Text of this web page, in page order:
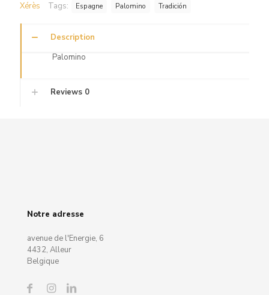
Xérès
Tags: Espagne Palomino Tradición
Description
Palomino
Reviews 0
Notre adresse
avenue de l'Energie, 6
4432, Alleur
Belgique